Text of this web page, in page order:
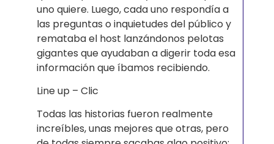
uno quiere. Luego, cada uno respondía a
las preguntas o inquietudes del público y
remataba el host lanzándonos pelotas
gigantes que ayudaban a digerir toda esa
información que íbamos recibiendo.
Line up – Clic
Todas las historias fueron realmente
increíbles, unas mejores que otras, pero